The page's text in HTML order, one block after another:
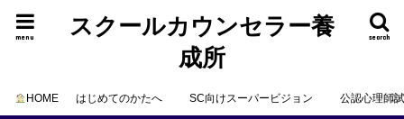
スクールカウンセラー養
成所
search
menu
HOME はじめてのかたへ SC向けスーパービジョン 公認心理師